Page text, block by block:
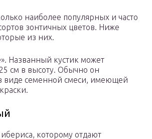
наиболее популярных и часто
зонтичных цветов. Ниже
из них.
Названный кустик может
см в высоту. Обычно он
в виде семенной смеси, имеющей
которому отдают